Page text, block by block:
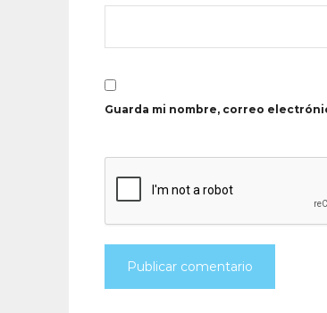
Guarda mi nombre, correo